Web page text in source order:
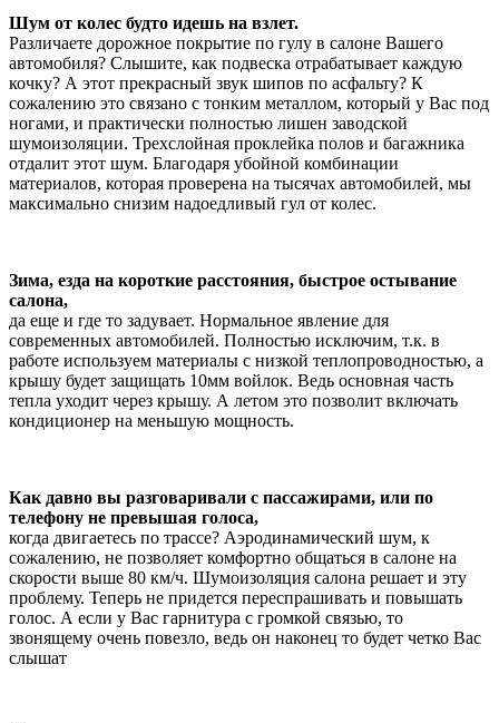
Шум от колес будто идешь на взлет.
Различаете дорожное покрытие по гулу в салоне Вашего
автомобиля? Слышите, как подвеска отрабатывает каждую
кочку? А этот прекрасный звук шипов по асфальту? К
сожалению это связано с тонким металлом, который у Вас под
ногами, и практически полностью лишен заводской
шумоизоляции. Трехслойная проклейка полов и багажника
отдалит этот шум. Благодаря убойной комбинации
материалов, которая проверена на тысячах автомобилей, мы
максимально снизим надоедливый гул от колес.
Зима, езда на короткие расстояния, быстрое остывание
салона,
да еще и где то задувает. Нормальное явление для
современных автомобилей. Полностью исключим, т.к. в
работе используем материалы с низкой теплопроводностью, а
крышу будет защищать 10мм войлок. Ведь основная часть
тепла уходит через крышу. А летом это позволит включать
кондиционер на меньшую мощность.
Как давно вы разговаривали с пассажирами, или по
телефону не превышая голоса,
когда двигаетесь по трассе? Аэродинамический шум, к
сожалению, не позволяет комфортно общаться в салоне на
скорости выше 80 км/ч. Шумоизоляция салона решает и эту
проблему. Теперь не придется переспрашивать и повышать
голос. А если у Вас гарнитура с громкой связью, то
звонящему очень повезло, ведь он наконец то будет четко Вас
слышат